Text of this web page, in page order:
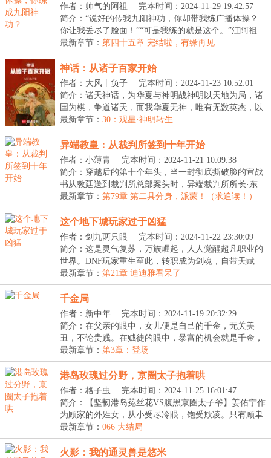
作者：帅气的阿祖
完本时间：2024-11-29 19:42:57
简介：“说好的传我九阳神功，你却带我练广播体操？
你让我丢尽了脸面！”“可是我练的就是这个。”江阿祖...
最新章节： 第四十五章 完结啦，有缘再见
神话：从诸子百家开始
作者：大风丨负子
完本时间：2024-11-23 10:52:01
简介：诸天神话，为华夏与神明战神明以天地为局，诸
国为棋，争道诸天，而我华夏无神，唯有无数英杰，以
命...
最新章节： 30：观星·神明转生
异端教皇：从裁判所签到十年开始
作者：小薄青
完本时间：2024-11-21 10:09:38
简介：穿越后的第十个年头，当一封彻底撕破脸的宣战
书从教廷送到裁判所总部案头时，异端裁判所所长·东
方...
最新章节： 第79章 第二具分身，派蒙！（求追读！）
这个地下城玩家过于凶猛
作者：剑九两只眼
完本时间：2024-11-22 23:30:09
简介：这是灵气复苏，万族崛起，人人觉醒超凡职业的
世界。DNF玩家重生至此，转职成为剑魂，自带天赋
【掠...
最新章节： 第21章 迪迪雅看呆了
千金局
作者：新中年
完本时间：2024-11-19 20:32:29
简介：在父亲的眼中，女儿便是自己的千金，无关美
丑，不论贵贱。在贼徒的眼中，暴富的机会就是千金，
无关...
最新章节： 第3章：登场
港岛玫瑰过分野，京圈太子抱着哄
作者：格子虫
完本时间：2024-11-25 16:01:47
简介：【坚韧港岛菟丝花VS腹黑京圈太子爷】姜佑宁作
为顾家的外姓女，从小受尽冷眼，饱受欺凌。只有顾聿
衍...
最新章节： 066 大结局
火影：我的通灵兽是悠米